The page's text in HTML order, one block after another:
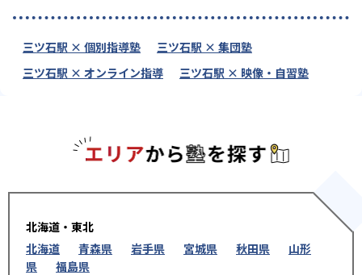
三ツ石駅 × 個別指導塾
三ツ石駅 × 集団塾
三ツ石駅 × オンライン指導
三ツ石駅 × 映像・自習塾
北海道・東北
北海道
青森県 岩手県 宮城県 秋田県
山形
県
福島県